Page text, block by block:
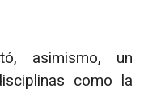
asimismo, un
como la